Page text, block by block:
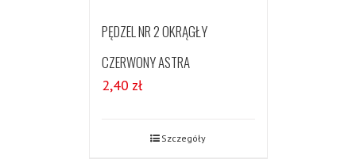
PĘDZEL NR 2 OKRĄGŁY
CZERWONY ASTRA
2,40 zł
Szczegóły